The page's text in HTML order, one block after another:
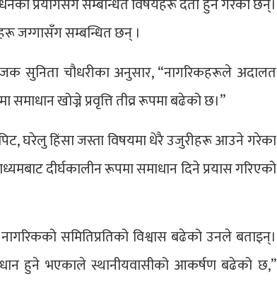
प्रयोगसँग सम्बन्धित विषयहरू दर्ता हुने गरेका छन्।
जग्गासँग सम्बन्धित छन् ।
सुनिता चौधरीका अनुसार, “नागरिकहरूले अदालत
खोज्ने प्रवृत्ति तीव्र रूपमा बढेको छ।”
घरेलु हिंसा जस्ता विषयमा धेरै उजुरीहरू आउने गरेका
दीर्घकालीन रूपमा समाधान दिने प्रयास गरिएको
समितिप्रतिको विश्वास बढेको उनले बताइन्।
हुने भएकाले स्थानीयवासीको आकर्षण बढेको छ,”